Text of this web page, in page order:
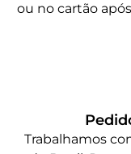
ou no cartão
Trabalhamos